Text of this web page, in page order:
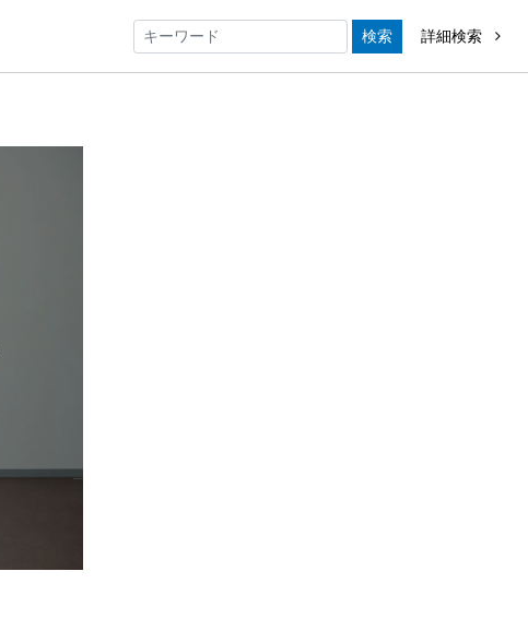
検索 詳細検索